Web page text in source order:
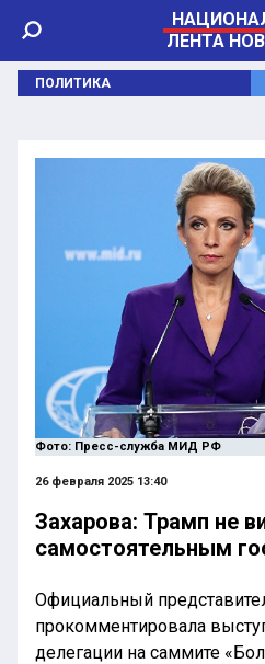
ЛЕНТА
ПОЛИТИКА
Фото: Пресс-служба МИД РФ
26 февраля 2025 13:40
Захарова: Трамп не
самостоятельным
Официальный
прокомментировала
делегации на саммите